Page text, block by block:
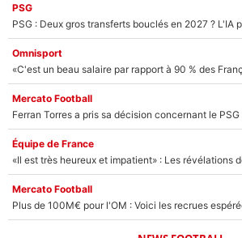
PSG
Omnisport
Mercato Football
Équipe de France
Mercato Football